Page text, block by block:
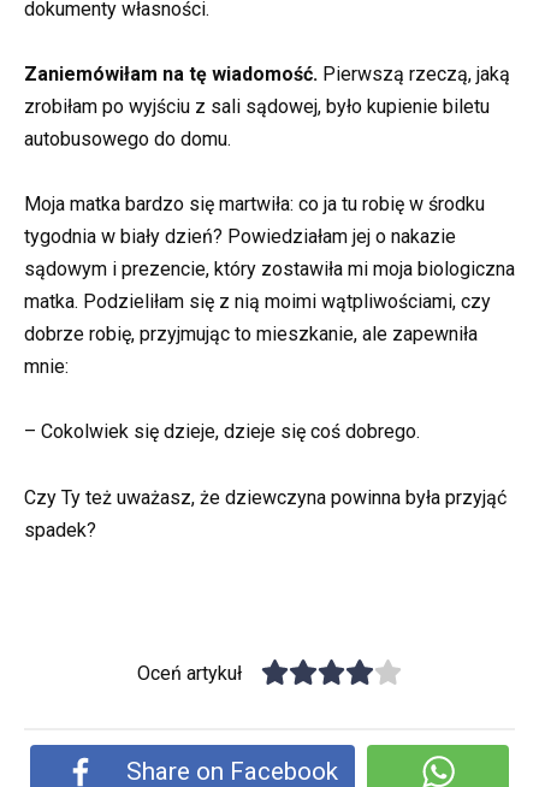
dokumenty własności.
Zaniemówiłam na tę wiadomość. Pierwszą rzeczą, jaką
zrobiłam po wyjściu z sali sądowej, było kupienie biletu
autobusowego do domu.
Moja matka bardzo się martwiła: co ja tu robię w środku
tygodnia w biały dzień? Powiedziałam jej o nakazie
sądowym i prezencie, który zostawiła mi moja biologiczna
matka. Podzieliłam się z nią moimi wątpliwościami, czy
dobrze robię, przyjmując to mieszkanie, ale zapewniła
mnie:
– Cokolwiek się dzieje, dzieje się coś dobrego.
Czy Ty też uważasz, że dziewczyna powinna była przyjąć
spadek?
Oceń artykuł
Share on Facebook